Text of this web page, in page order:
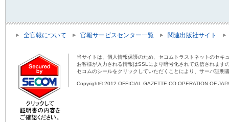
全官報について 官報サービスセンター一覧 関連出版社サイト
当サイトは、個人情報保護のため、セコムトラストネットのセキ
お客様が入力される情報はSSLにより暗号化されて送信されま
セコムのシールをクリックしていただくことにより、サーバ証明
Copyright© 2012 OFFICIAL GAZETTE CO-OPERATION OF